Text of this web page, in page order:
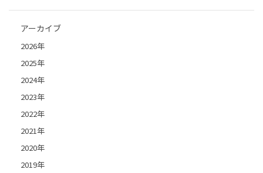
アーカイブ
2026年
2025年
2024年
2023年
2022年
2021年
2020年
2019年